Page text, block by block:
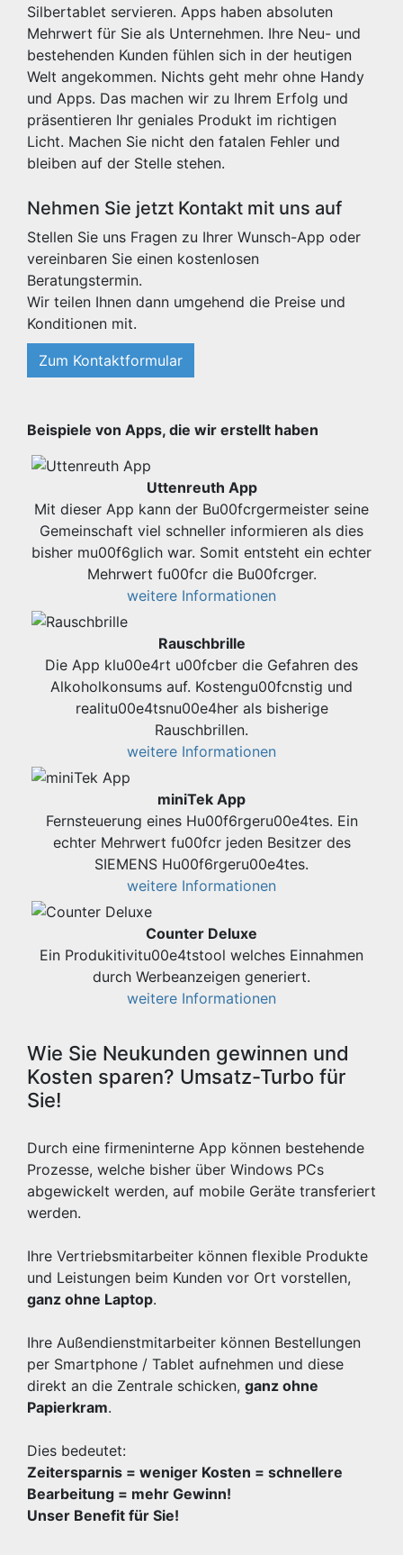
Silbertablet servieren. Apps haben absoluten
Mehrwert für Sie als Unternehmen. Ihre Neu- und
bestehenden Kunden fühlen sich in der heutigen
Welt angekommen. Nichts geht mehr ohne Handy
und Apps. Das machen wir zu Ihrem Erfolg und
präsentieren Ihr geniales Produkt im richtigen
Licht. Machen Sie nicht den fatalen Fehler und
bleiben auf der Stelle stehen.
Nehmen Sie jetzt Kontakt mit uns auf
Stellen Sie uns Fragen zu Ihrer Wunsch-App oder
vereinbaren Sie einen kostenlosen
Beratungstermin.
Wir teilen Ihnen dann umgehend die Preise und
Konditionen mit.
Zum Kontaktformular
Beispiele von Apps, die wir erstellt haben
Uttenreuth App
Mit dieser App kann der Bu00fcrgermeister seine
Gemeinschaft viel schneller informieren als dies
bisher mu00f6glich war. Somit entsteht ein echter
Mehrwert fu00fcr die Bu00fcrger.
weitere Informationen
Rauschbrille
Die App klu00e4rt u00fcber die Gefahren des
Alkoholkonsums auf. Kostengu00fcnstig und
realitu00e4tsnu00e4her als bisherige
Rauschbrillen.
weitere Informationen
miniTek App
Fernsteuerung eines Hu00f6rgeru00e4tes. Ein
echter Mehrwert fu00fcr jeden Besitzer des
SIEMENS Hu00f6rgeru00e4tes.
weitere Informationen
Counter Deluxe
Ein Produkitivitu00e4tstool welches Einnahmen
durch Werbeanzeigen generiert.
weitere Informationen
Wie Sie Neukunden gewinnen und
Kosten sparen? Umsatz-Turbo für
Sie!
Durch eine firmeninterne App können bestehende
Prozesse, welche bisher über Windows PCs
abgewickelt werden, auf mobile Geräte transferiert
werden.
Ihre Vertriebsmitarbeiter können flexible Produkte
und Leistungen beim Kunden vor Ort vorstellen,
ganz ohne Laptop.
Ihre Außendienstmitarbeiter können Bestellungen
per Smartphone / Tablet aufnehmen und diese
direkt an die Zentrale schicken, ganz ohne
Papierkram.
Dies bedeutet:
Zeitersparnis = weniger Kosten = schnellere
Bearbeitung = mehr Gewinn!
Unser Benefit für Sie!